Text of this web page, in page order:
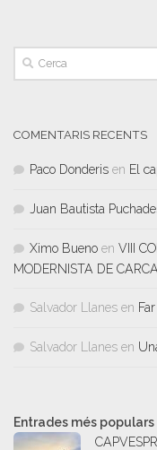
COMENTARIS RECENTS
Paco Donderis en El
Juan Bautista
Ximo Bueno en VIII
MODERNISTA DE
Salvador Llanes en
Salvador Llanes en
Entrades més populars